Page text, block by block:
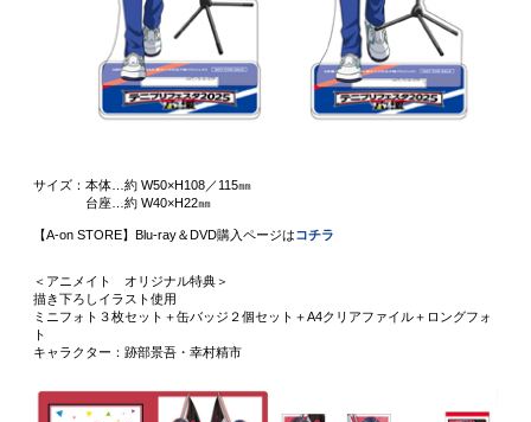
サイズ：本体…約 W50×H108／115㎜
台座…約 W40×H22㎜
【A-on STORE】Blu-ray＆DVD購入ページはコチラ
＜アニメイト オリジナル特典＞
描き下ろしイラスト使用
ミニフォト３枚セット＋缶バッジ２個セット＋A4クリアファイル＋ロングフォ
ト
キャラクター：跡部景吾・幸村精市